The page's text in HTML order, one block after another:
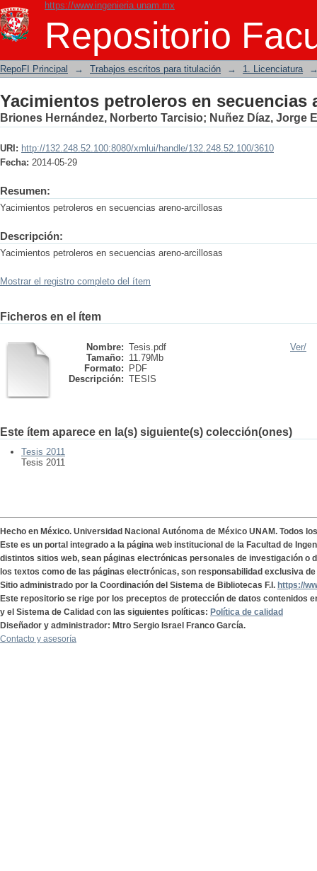
https://www.ingenieria.unam.mx
Repositorio
Yacimientos petroleros en secuencias
RepoFI Principal → Trabajos escritos para titulación → 1. Licenciatura
Yacimientos petroleros en secuencias
Briones Hernández, Norberto Tarcisio; Nuñez Díaz, Jorge
URI: http://132.248.52.100:8080/xmlui/handle/132.248.52.100/3610
Fecha: 2014-05-29
Resumen:
Yacimientos petroleros en secuencias areno-arcillosas
Descripción:
Yacimientos petroleros en secuencias areno-arcillosas
Mostrar el registro completo del ítem
Ficheros en el ítem
Nombre: Tesis.pdf
Tamaño: 11.79Mb
Formato:
PDF
Descripción: TESIS
Ver/
Este ítem aparece en la(s) siguiente(s) colección(ones)
Tesis 2011
Tesis 2011
Hecho en México. Universidad Nacional Autónoma de México UNAM. Todos
Este es un portal integrado a la página web institucional de la Facultad de
distintos sitios web, sean páginas electrónicas personales de investigación o
los textos como de las páginas electrónicas, son responsabilidad exclusiva
Sitio administrado por la Coordinación del Sistema de Bibliotecas F.I. https://
Este repositorio se rige por los preceptos de protección de datos contenidos
y el Sistema de Calidad con las siguientes políticas: Política de calidad
Diseñador y administrador: Mtro Sergio Israel Franco García.
Contacto y asesoría